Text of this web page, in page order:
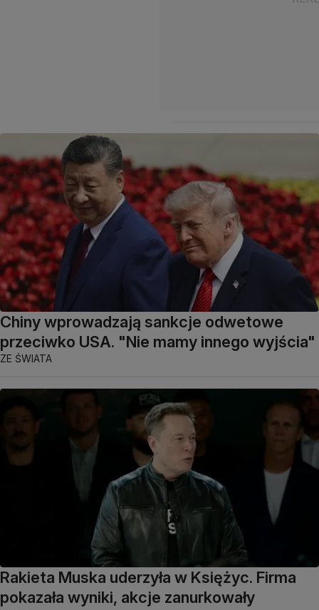
Chiny wprowadzają sankcje odwetowe
przeciwko USA. "Nie mamy innego wyjścia"
ZE ŚWIATA
Rakieta Muska uderzyła w Księżyc. Firma
pokazała wyniki, akcje zanurkowały